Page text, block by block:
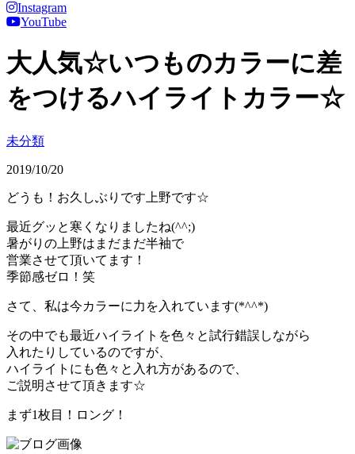
Instagram
YouTube
大人気☆いつものカラーに差
をつけるハイライトカラー☆
未分類
2019/10/20
どうも！お久しぶりです上野です☆
最近グッと寒くなりましたね(^^;)
暑がりの上野はまだまだ半袖で
営業させて頂いてます！
季節感ゼロ！笑
さて、私は今カラーに力を入れています(*^^*)
その中でも最近ハイライトを色々と試行錯誤しながら
入れたりしているのですが、
ハイライトにも色々と入れ方があるので、
ご説明させて頂きます☆
まず1枚目！ロング！